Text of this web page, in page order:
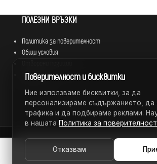
ПОЛЕЗНИ ВРЪЗКИ
Политика за поверителност
Общи условия
Франчайз
Поверителност и бисквитки
Ние използваме бисквитки, за да
персонализираме съдържанието, да
трафика и да подбираме реклами.
в нашата Политика за поверителност
Отказвам